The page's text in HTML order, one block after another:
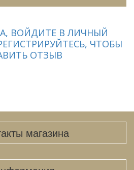
ВОЙДИТЕ В ЛИЧНЫЙ
ЧТОБЫ
ОТЗЫВ
магазина